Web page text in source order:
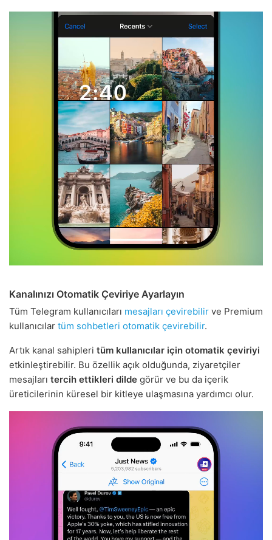
Kanalınızı Otomatik Çeviriye Ayarlayın
Tüm Telegram kullanıcıları mesajları çevirebilir ve Premium
kullanıcılar tüm sohbetleri otomatik çevirebilir.
Artık kanal sahipleri tüm kullanıcılar için otomatik çeviriyi
etkinleştirebilir. Bu özellik açık olduğunda, ziyaretçiler
mesajları tercih ettikleri dilde görür ve bu da içerik
üreticilerinin küresel bir kitleye ulaşmasına yardımcı olur.